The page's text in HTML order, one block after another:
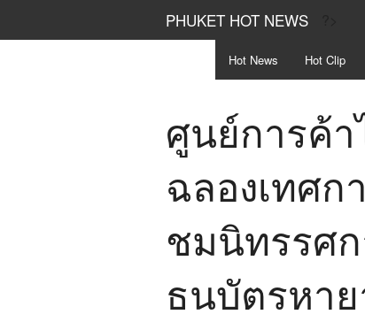
PHUKET HOT NEWS
Hot News Hot Clip
ศูนย์การค้า
ฉลองเทศ
ชมนิทรรศ
ธนบัตรหา